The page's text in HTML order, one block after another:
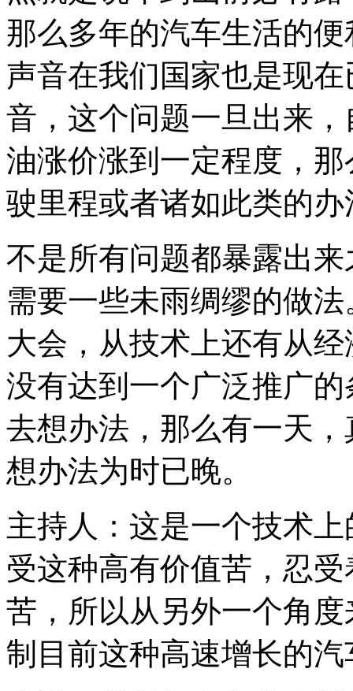
那么多年的汽车生活的
声音在我们国家也是现
音，这个问题一旦出来
油涨价涨到一定程度，
驶里程或者诸如此类的办
不是所有问题都暴露出
需要一些未雨绸缪的做
大会，从技术上还有从
没有达到一个广泛推广
去想办法，那么有一天
想办法为时已晚。
主持人：这是一个技术
受这种高有价值苦，忍
苦，所以从另外一个角
制目前这种高速增长的